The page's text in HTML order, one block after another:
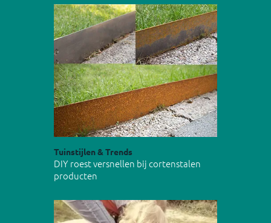
Tuinstijlen & Trends
DIY roest versnellen bij cortenstalen
producten